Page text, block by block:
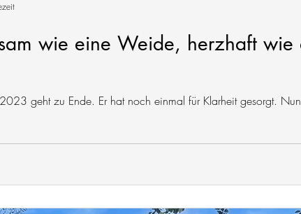
wie eine Weide, herzhaft wie
2023 geht zu Ende. Er hat noch einmal für Klarheit gesorgt.